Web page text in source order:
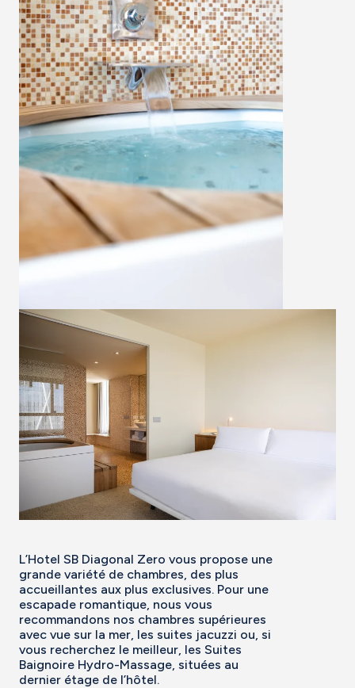
L’Hotel SB Diagonal Zero vous propose une
grande variété de chambres, des plus
accueillantes aux plus exclusives. Pour une
escapade romantique, nous vous
recommandons nos chambres supérieures
avec vue sur la mer, les suites jacuzzi ou, si
vous recherchez le meilleur, les Suites
Baignoire Hydro-Massage, situées au
dernier étage de l’hôtel.